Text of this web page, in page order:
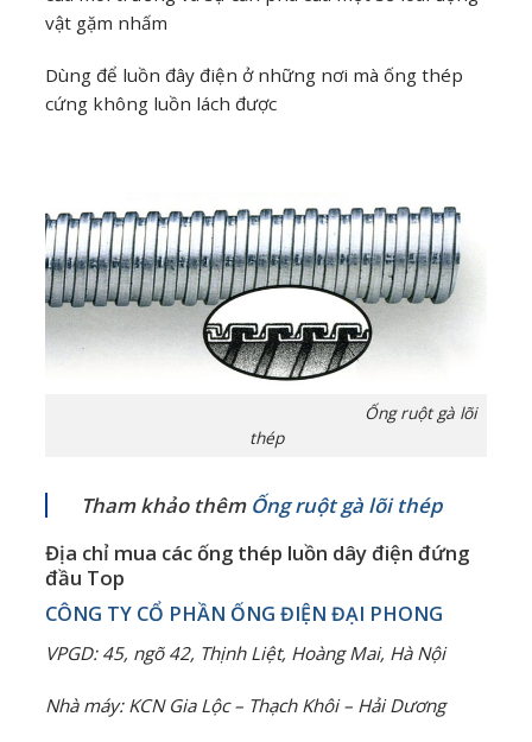
vật gặm nhấm
Dùng để luồn đây điện ở những nơi mà ống thép
cứng không luồn lách được
Ống ruột gà lõi
thép
Tham khảo thêm Ống ruột gà lõi thép
Địa chỉ mua các ống thép luồn dây điện đứng
đầu Top
CÔNG TY CỔ PHẦN ỐNG ĐIỆN ĐẠI PHONG
VPGD: 45, ngõ 42, Thịnh Liệt, Hoàng Mai, Hà Nội
Nhà máy: KCN Gia Lộc – Thạch Khôi – Hải Dương